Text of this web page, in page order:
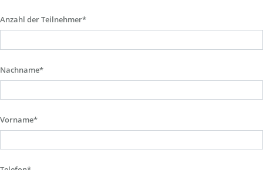
Anzahl der Teilnehmer*
Nachname*
Vorname*